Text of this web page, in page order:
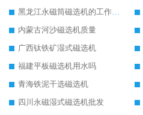
黑龙江永磁筒磁选机的工作原理
内蒙古河沙磁选机质量
广西钛铁矿湿式磁选机
福建平板磁选机用水吗
青海铁泥干选磁选机
四川永磁湿式磁选机批发